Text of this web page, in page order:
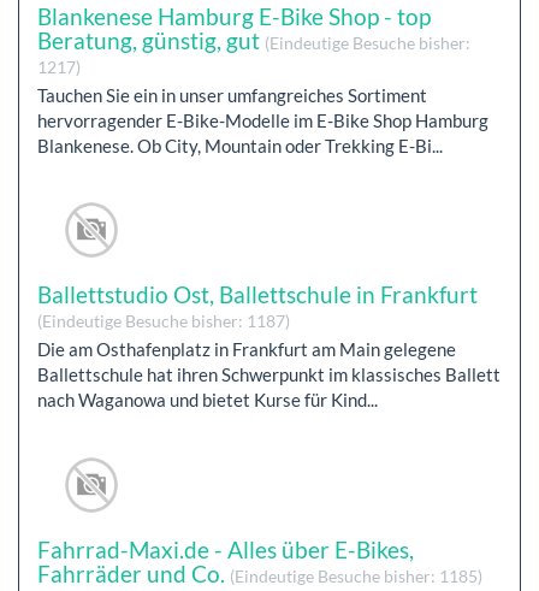
Blankenese Hamburg E-Bike Shop - top
Beratung, günstig, gut (Eindeutige Besuche bisher:
1217)
Tauchen Sie ein in unser umfangreiches Sortiment
hervorragender E-Bike-Modelle im E-Bike Shop Hamburg
Blankenese. Ob City, Mountain oder Trekking E-Bi...
Ballettstudio Ost, Ballettschule in Frankfurt
(Eindeutige Besuche bisher: 1187)
Die am Osthafenplatz in Frankfurt am Main gelegene
Ballettschule hat ihren Schwerpunkt im klassisches Ballett
nach Waganowa und bietet Kurse für Kind...
Fahrrad-Maxi.de - Alles über E-Bikes,
Fahrräder und Co. (Eindeutige Besuche bisher: 1185)